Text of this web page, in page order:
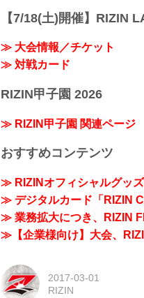
【7/18(土)開催】RIZIN
≫ 大会情報／チケット
≫ 対戦カード
RIZIN甲子園 2026
≫ RIZIN甲子園 関連ページ
おすすめコンテンツ
≫ RIZINオフィシャルグッズ
≫ デジタルカード「RIZIN
≫ 業務拡大につき、RIZIN
≫【企業様向け】大会、
2017-03-01
RIZIN